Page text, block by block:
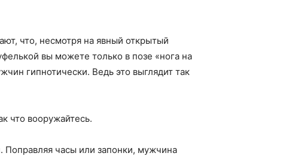
что, несмотря на явный открытый
вы можете только в позе «нога на
гипнотически. Ведь это выглядит так
что вооружайтесь.
Поправляя часы или запонки, мужчина